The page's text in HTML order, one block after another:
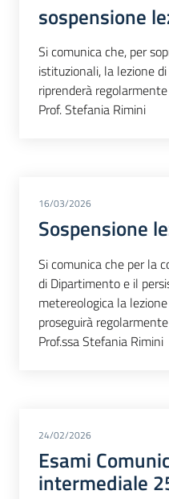
sospensione
Si comunica che, per
istituzionali, la lezione
riprenderà
Prof. Stefania Rimini
16/03/2026
Sospensione
Si comunica che per la
di Dipartimento e il
metereologica la
proseguirà
Prof.ssa Stefania Rimini
24/02/2026
Esami
intermediale